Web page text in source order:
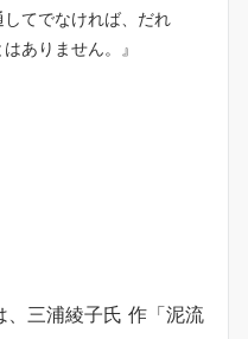
てでなければ、だれ
ありません。』
、三浦綾子氏 作「泥流